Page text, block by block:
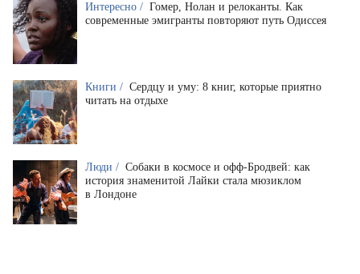
Интересно / Гомер, Нолан и релоканты. Как
современные эмигранты повторяют путь Одиссея
Книги / Сердцу и уму: 8 книг, которые приятно
читать на отдыхе
Люди / Собаки в космосе и офф-Бродвей: как
история знаменитой Лайки стала мюзиклом
в Лондоне